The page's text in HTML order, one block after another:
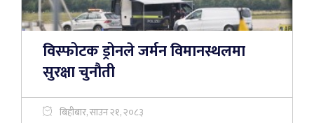
विस्फोटक ड्रोनले जर्मन विमानस्थलमा
सुरक्षा चुनौती
बिहीबार, साउन २१, २०८३